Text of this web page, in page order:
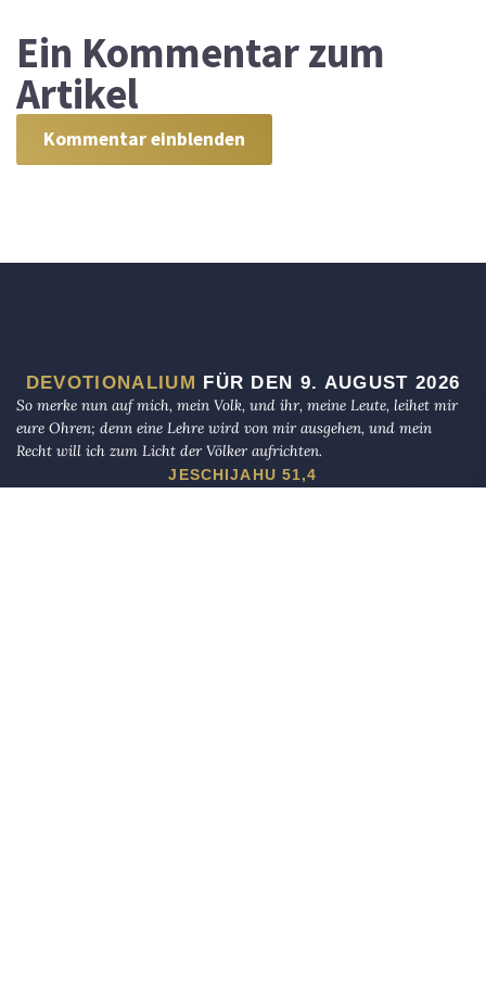
Ein Kommentar zum
Artikel
Kommentar einblenden
DEVOTIONALIUM FÜR DEN 9. AUGUST 2026
So merke nun auf mich, mein Volk, und ihr, meine Leute, leihet mir
eure Ohren; denn eine Lehre wird von mir ausgehen, und mein
Recht will ich zum Licht der Völker aufrichten.
JESCHIJAHU 51,4